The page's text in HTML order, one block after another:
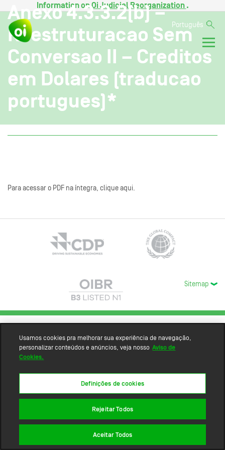
Information onOi Judicial Reorganization .
Português
Anexo 4.3.3.2(b) –
Reestruturacao Sem
Conversao II – Creditos
em Dolares (traducao
portugues)*
Para acessar o PDF na íntegra, clique aqui.
Sitemap
Usamos cookies pra melhorar sua experiência de navegação,
personalizar conteúdos e anúncios, veja nosso Aviso de
Cookies.
Definições de cookies
Rejeitar Todos
Aceitar Todos